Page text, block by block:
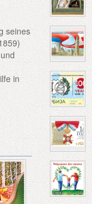
seines
in